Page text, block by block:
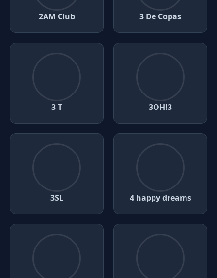
2AM Club 3 De Copas
3 T 3OH!3
3SL 4 happy dreams